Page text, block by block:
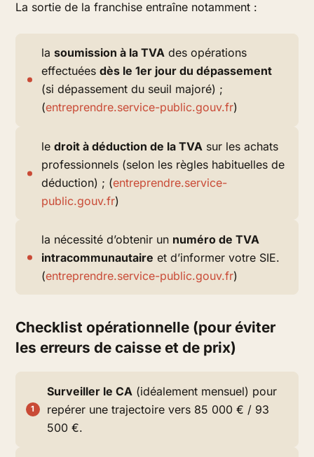
La sortie de la franchise entraîne notamment :
lasoumission à la TVA des opérations
effectuéesdès le 1er jour du dépassement
(si dépassement du seuil majoré) ;
(entreprendre.service-public.gouv.fr)
ledroit à déduction de la TVA sur les achats
professionnels (selon les règles habituelles de
déduction) ; (entreprendre.service-
public.gouv.fr)
la nécessité d’obtenir un numéro de TVA
intracommunautaire et d’informer votre SIE.
(entreprendre.service-public.gouv.fr)
Checklist opérationnelle (pour éviter
les erreurs de caisse et de prix)
Surveiller le CA (idéalement mensuel) pour
repérer une trajectoire vers 85 000 € / 93
500 €.